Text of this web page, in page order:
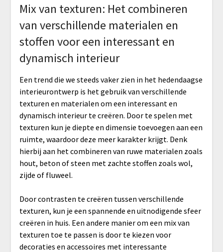
Mix van texturen: Het combineren
van verschillende materialen en
stoffen voor een interessant en
dynamisch interieur
Een trend die we steeds vaker zien in het hedendaagse
interieurontwerp is het gebruik van verschillende
texturen en materialen om een interessant en
dynamisch interieur te creëren. Door te spelen met
texturen kun je diepte en dimensie toevoegen aan een
ruimte, waardoor deze meer karakter krijgt. Denk
hierbij aan het combineren van ruwe materialen zoals
hout, beton of steen met zachte stoffen zoals wol,
zijde of fluweel.
Door contrasten te creëren tussen verschillende
texturen, kun je een spannende en uitnodigende sfeer
creëren in huis. Een andere manier om een mix van
texturen toe te passen is door te kiezen voor
decoraties en accessoires met interessante